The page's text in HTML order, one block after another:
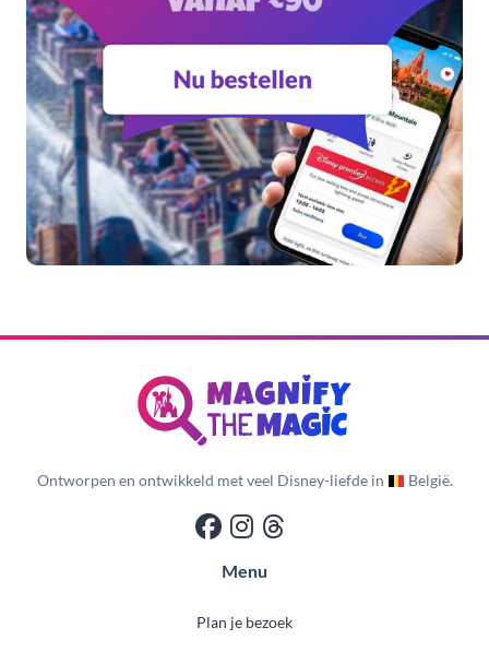
Ontworpen en ontwikkeld met veel Disney-liefde in België.
Menu
Plan je bezoek